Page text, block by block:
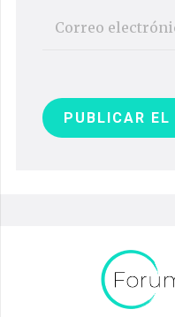
PUBLICAR